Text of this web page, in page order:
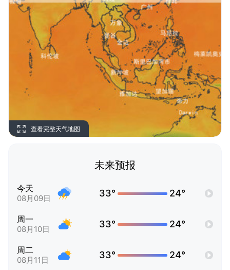
查看完整天气地图
未来预报
今天
08月09日 33° 24°
周一
08月10日 33° 24°
周二
08月11日 33° 24°